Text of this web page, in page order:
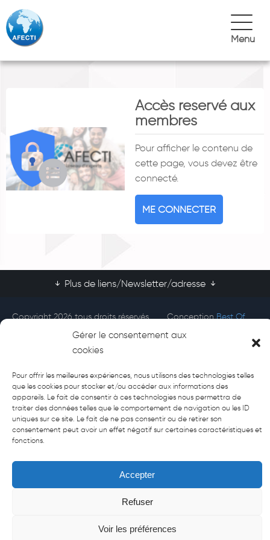
Gérer le consentement aux
cookies
Pour offrir les meilleures expériences, nous utilisons des technologies telles
que les cookies pour stocker et/ou accéder aux informations des
appareils. Le fait de consentir à ces technologies nous permettra de
traiter des données telles que le comportement de navigation ou les ID
uniques sur ce site. Le fait de ne pas consentir ou de retirer son
consentement peut avoir un effet négatif sur certaines caractéristiques et
fonctions.
Accepter
Refuser
Voir les préférences
Menu
Accès reservé aux
membres
Pour afficher le contenu de
cette page, vous devez être
connecté.
ME CONNECTER
Plus de liens/Newsletter/adresse
Copyright 2026 tous droits réservés
ConceptionBest Of
Site